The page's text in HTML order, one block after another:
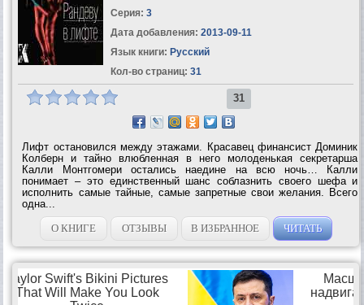
Серия: 3
Дата добавления: 2013-09-11
Язык книги: Русский
Кол-во страниц: 31
31
Лифт остановился между этажами. Красавец финансист Доминик
Колберн и тайно влюбленная в него молоденькая секретарша
Калли Монтгомери остались наедине на всю ночь… Калли
понимает – это единственный шанс соблазнить своего шефа и
исполнить самые тайные, самые запретные свои желания. Всего
одна...
О КНИГЕ
ОТЗЫВЫ В ИЗБРАННОЕ ЧИТАТЬ